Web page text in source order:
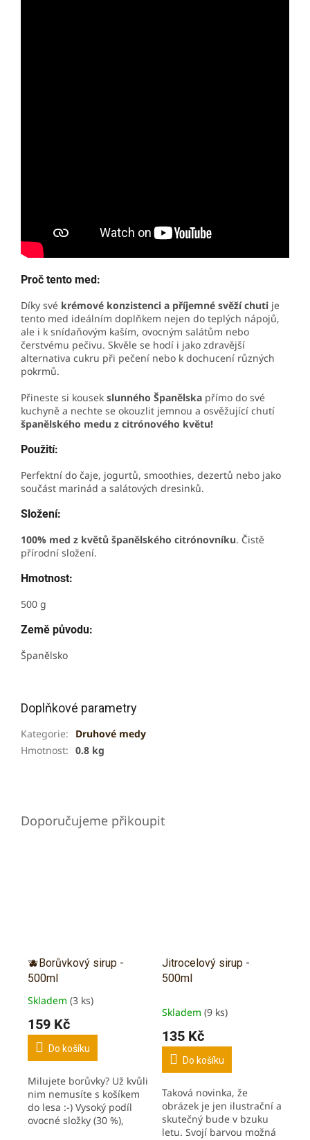
Proč tento med:
Díky své krémové konzistenci a příjemné svěží chuti je
tento med ideálním doplňkem nejen do teplých nápojů,
ale i k snídaňovým kaším, ovocným salátům nebo
čerstvému pečivu. Skvěle se hodí i jako zdravější
alternativa cukru při pečení nebo k dochucení různých
pokrmů.
Přineste si kousek slunného Španělska přímo do své
kuchyně a nechte se okouzlit jemnou a osvěžující chutí
španělského medu z citrónového květu!
Použití:
Perfektní do čaje, jogurtů, smoothies, dezertů nebo jako
součást marinád a salátových dresinků.
Složení:
100% med z květů španělského citrónovníku. Čistě
přírodní složení.
Hmotnost:
500 g
Země původu:
Španělsko
Doplňkové parametry
Kategorie:
Druhové medy
Hmotnost: 0.8 kg
🫐Borůvkový sirup -
500ml
Průměrné
hodnocení
produktu
3,0
5
hvězdiček.
Skladem (3 ks)
159 Kč
Do košíku
Milujete borůvky? Už kvůli
nim nemusíte s košíkem
do lesa :-) Vysoký podíl
ovocné složky (30 %),
Jitrocelový sirup -
500ml
Skladem (9 ks)
135 Kč
Do košíku
Taková novinka, že
obrázek je jen ilustrační a
skutečný bude v bzuku
letu. Svojí barvou možná